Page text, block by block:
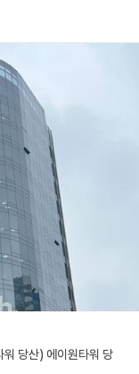
구청역
당산) 에이원타워 당